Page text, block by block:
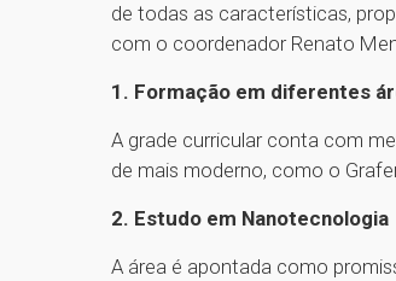
de todas as características,
com o coordenador Renato
1. Formação em diferentes
A grade curricular conta com
de mais moderno, como o
2. Estudo em Nanotecnologia
A área é apontada como